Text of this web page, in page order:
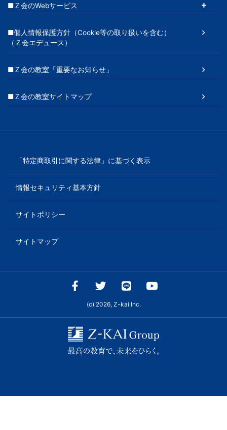
■Ｚ会のWebサービス
■個人情報保護方針（Cookie等の取り扱いを含む）
（Ｚ会エデュース）
■Ｚ会の教室「重要なお知らせ」
■Ｚ会の教室サイトマップ
「特定商取引に関する法律」に基づく表示
情報セキュリティ基本方針
サイトポリシー
サイトマップ
(c) 2026, Z-kai Inc.